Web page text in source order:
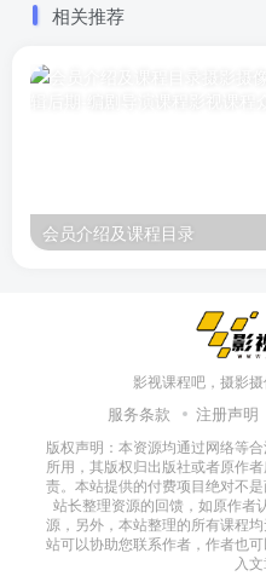
学习相关推荐
会员介绍及课程目录
影视课程吧，摄影
服务条款 注册声明
版权声明：本资源均通过网络等
所用，其版权归出版社或者原作
责。本站提供的付费项目绝对不
站长整理资源的回馈，如原作者
源，另外，本站整理的所有课程
站可以协助您联系作者，作者也
入文